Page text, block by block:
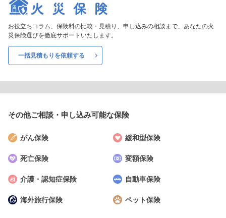
お役立ちコラム、保険料の比較・見積り、申し込みの相談まで、あなたの火
災保険選びを徹底サポートいたします。
一括見積もりを依頼する
その他ご相談・申し込み可能な保険
がん保険 緩和型保険
死亡保険 変額保険
介護・認知症保険 自動車保険
海外旅行保険 ペット保険